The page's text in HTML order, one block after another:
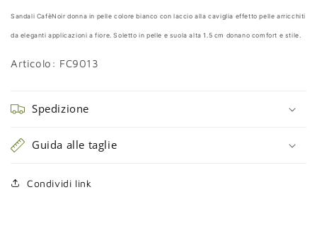
Sandali CafèNoir donna in pelle colore bianco con laccio alla caviglia effetto pelle arricchiti
da eleganti applicazioni a fiore. Soletto in pelle e suola alta 1.5 cm donano comfort e stile.
Articolo: FC9013
Spedizione
Guida alle taglie
Condividi link